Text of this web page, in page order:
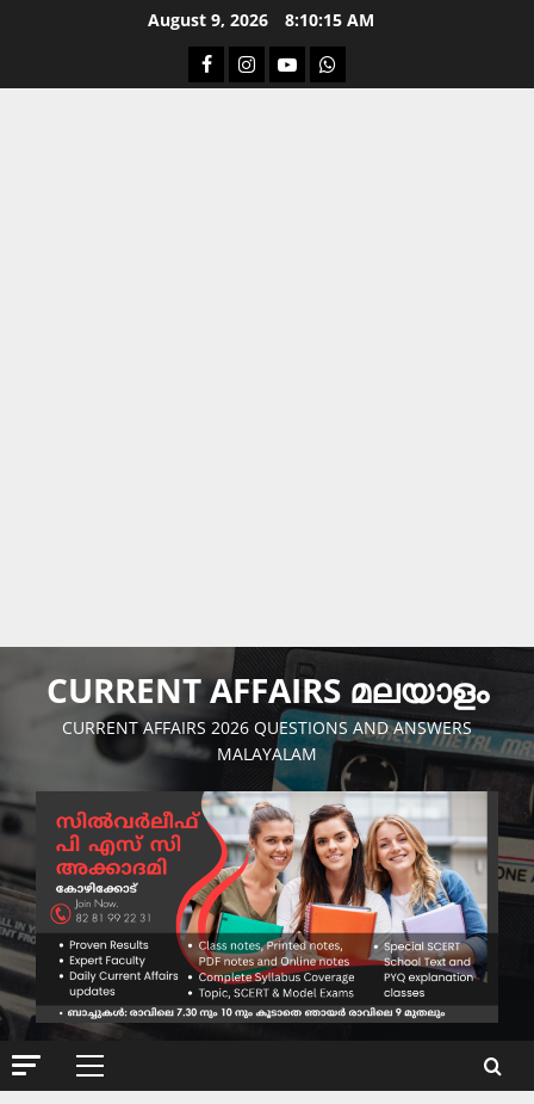
August 9, 2026 8:10:16 AM
Facebook
Instagram
YoutubeWhatsapp
CURRENT AFFAIRS മലയാളം
CURRENT AFFAIRS 2026 QUESTIONS AND ANSWERS
MALAYALAM
Primary